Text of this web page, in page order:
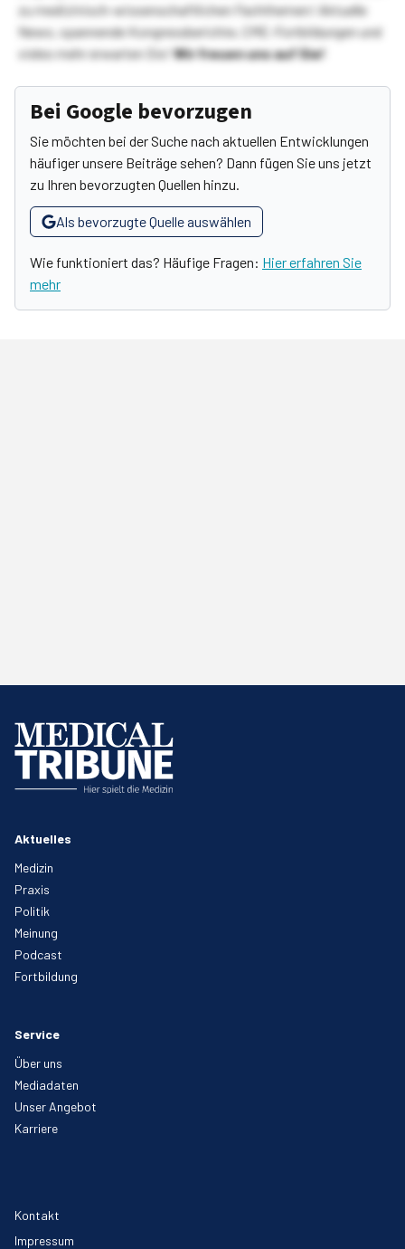
zu medizinisch-wissenschaftlichen Fachthemen! Aktuelle
News, spannende Kongressberichte, CME-Fortbildungen und
vieles mehr erwarten Sie!Wir freuen uns auf Sie!
Bei Google bevorzugen
Sie möchten bei der Suche nach aktuellen Entwicklungen
häufiger unsere Beiträge sehen? Dann fügen Sie uns jetzt
zu Ihren bevorzugten Quellen hinzu.
Als bevorzugte Quelle auswählen
Wie funktioniert das? Häufige Fragen: Hier erfahren Sie
mehr
Aktuelles
Medizin
Praxis
Politik
Meinung
Podcast
Fortbildung
Service
Über uns
Mediadaten
Unser Angebot
Karriere
Kontakt
Impressum